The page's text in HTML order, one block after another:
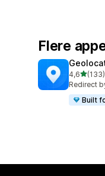
Flere
4,6av 5(133)
Totalt 133
Redirect
Built